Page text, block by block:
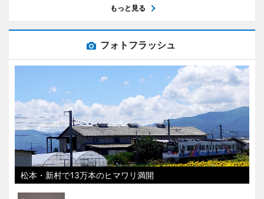
もっと見る
フォトフラッシュ
松本・新村で13万本のヒマワリ満開